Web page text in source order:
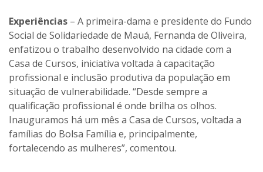
Experiências – A primeira-dama e presidente do Fundo
Social de Solidariedade de Mauá, Fernanda de Oliveira,
enfatizou o trabalho desenvolvido na cidade com a
Casa de Cursos, iniciativa voltada à capacitação
profissional e inclusão produtiva da população em
situação de vulnerabilidade. “Desde sempre a
qualificação profissional é onde brilha os olhos.
Inauguramos há um mês a Casa de Cursos, voltada a
famílias do Bolsa Família e, principalmente,
fortalecendo as mulheres”, comentou.